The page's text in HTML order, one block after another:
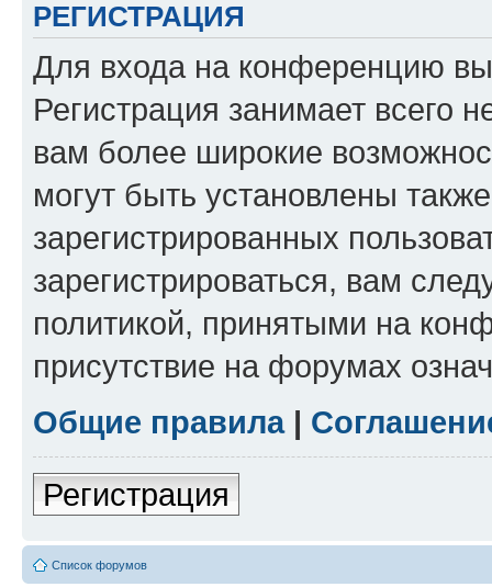
РЕГИСТРАЦИЯ
Для входа на конференцию
Регистрация занимает всего
вам более широкие
могут быть установлены
зарегистрированных
зарегистрироваться, вам
политикой, принятыми на
присутствие на форумах
Общие правила|
Регистрация
Список форумов